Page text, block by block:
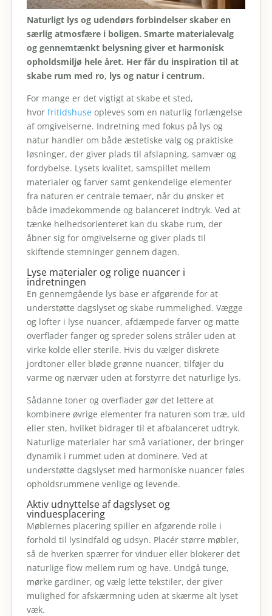
Naturligt lys og udendørs forbindelser skaber en
særlig atmosfære i boligen. Smarte materialevalg
og gennemtænkt belysning giver et harmonisk
opholdsmiljø hele året. Her får du inspiration til at
skabe rum med ro, lys og natur i centrum.
For mange er det vigtigt at skabe et sted,
hvor fritidshuseopleves som en naturlig forlængelse
af omgivelserne. Indretning med fokus på lys og
natur handler om både æstetiske valg og praktiske
løsninger, der giver plads til afslapning, samvær og
fordybelse. Lysets kvalitet, samspillet mellem
materialer og farver samt genkendelige elementer
fra naturen er centrale temaer, når du ønsker et
både imødekommende og balanceret indtryk. Ved at
tænke helhedsorienteret kan du skabe rum, der
åbner sig for omgivelserne og giver plads til
skiftende stemninger gennem dagen.
Lyse materialer og rolige nuancer i
indretningen
En gennemgående lys base er afgørende for at
understøtte dagslyset og skabe rummelighed. Vægge
og lofter i lyse nuancer, afdæmpede farver og matte
overflader fanger og spreder solens stråler uden at
virke kolde eller sterile. Hvis du vælger diskrete
jordtoner eller bløde grønne nuancer, tilføjer du
varme og nærvær uden at forstyrre det naturlige lys.
Sådanne toner og overflader gør det lettere at
kombinere øvrige elementer fra naturen som træ, uld
eller sten, hvilket bidrager til et afbalanceret udtryk.
Naturlige materialer har små variationer, der bringer
dynamik i rummet uden at dominere. Ved at
understøtte dagslyset med harmoniske nuancer føles
opholdsrummene venlige og levende.
Aktiv udnyttelse af dagslyset og
vinduesplacering
Møblernes placering spiller en afgørende rolle i
forhold til lysindfald og udsyn. Placér større møbler,
så de hverken spærrer for vinduer eller blokerer det
naturlige flow mellem rum og have. Undgå tunge,
mørke gardiner, og vælg lette tekstiler, der giver
mulighed for afskærmning uden at skærme alt lyset
væk.